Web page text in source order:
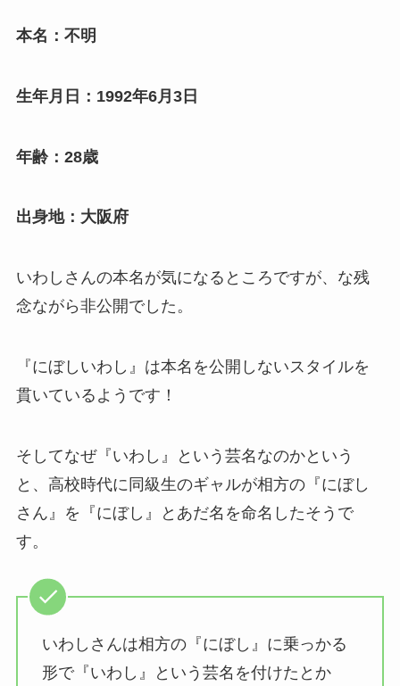
本名：不明
生年月日：1992年6月3日
年齢：28歳
出身地：大阪府
いわしさんの本名が気になるところですが、な残
念ながら非公開でした。
『にぼしいわし』は本名を公開しないスタイルを
貫いているようです！
そしてなぜ『いわし』という芸名なのかという
と、高校時代に同級生のギャルが相方の『にぼし
さん』を『にぼし』とあだ名を命名したそうで
す。
いわしさんは相方の『にぼし』に乗っかる
形で『いわし』という芸名を付けたとか